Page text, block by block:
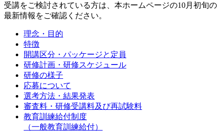
受講をご検討されている方は、本ホームページの10月初旬の
最新情報をご確認ください。
理念・目的
特徴
開講区分・パッケージと定員
研修計画・研修スケジュール
研修の様子
応募について
選考方法・結果発表
審査料・研修受講料及び再試験料
教育訓練給付制度
（一般教育訓練給付）